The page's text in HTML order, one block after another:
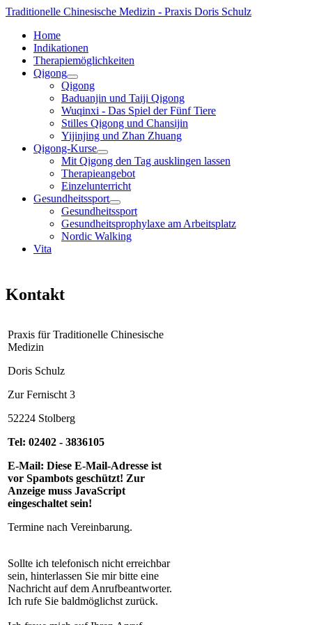
Traditionelle Chinesische Medizin - Praxis Doris Schulz
Home
Indikationen
Therapiemöglichkeiten
Qigong
Qigong
Baduanjin und Taiji Qigong
Wuqinxi - Das Spiel der Fünf Tiere
Stilles Qigong und Chansijin
Yijinjing und Zhan Zhuang
Qigong-Kurse
Mit Qigong den Tag ausklingen lassen
Therapieangebot
Einzelunterricht
Gesundheitssport
Gesundheitssport
Gesundheitsprophylaxe am Arbeitsplatz
Nordic Walking
Vita
Kontakt
Praxis für Traditionelle Chinesische
Medizin
Doris Schulz
Zur Fernischt 3
52224 Stolberg
Tel: 02402 - 3836105
E-Mail: Diese E-Mail-Adresse ist
vor Spambots geschützt! Zur
Anzeige muss JavaScript
eingeschaltet sein!
Termine nach Vereinbarung.
Sollte ich telefonisch nicht erreichbar
sein, hinterlassen Sie mir bitte eine
Nachricht auf dem Anrufbeantworter.
Ich rufe Sie baldmöglichst zurück.